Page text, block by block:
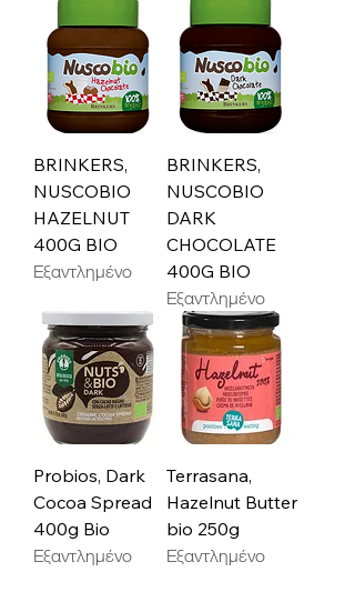
BRINKERS,
NUSCOBIO
HAZELNUT
400G BIO
Εξαντλημένο
BRINKERS,
NUSCOBIO
DARK
CHOCOLATE
400G BIO
Εξαντλημένο
Probios, Dark
Cocoa Spread
400g Bio
Εξαντλημένο
Terrasana,
Hazelnut Butter
bio 250g
Εξαντλημένο